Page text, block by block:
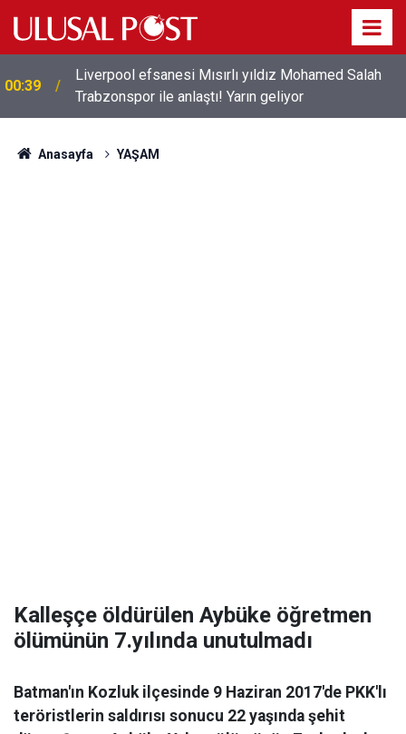
00:39
Liverpool efsanesi Mısırlı yıldız Mohamed Salah
Trabzonspor ile anlaştı! Yarın geliyor
Anasayfa YAŞAM
Kalleşçe öldürülen Aybüke öğretmen
ölümünün 7.yılında unutulmadı
Batman'ın Kozluk ilçesinde 9 Haziran 2017'de PKK'lı
teröristlerin saldırısı sonucu 22 yaşında şehit